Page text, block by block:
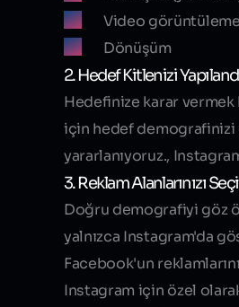
Video
Dönüşüm
2. Hedef Kitlenizi
Hedefinize karar
için hedef demografinizi
yararlanıyoruz.,
3. Reklam Alanlarınızı
Doğru demografiyi göz
yalnızca Instagram'da
Facebook'un
Instagram için özel